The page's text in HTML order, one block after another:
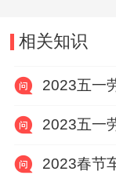
相关知识
2023五一
2023五一
2023春节